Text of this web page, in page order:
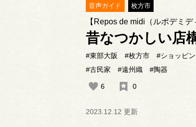
音声ガイド 枚方市
【Repos de midi（ルポデミデ
昔なつかしい店
#東部大阪 #枚方市 #ショッピ
#古民家
#遠州織 #陶器
6 0
2023.12.12 更新